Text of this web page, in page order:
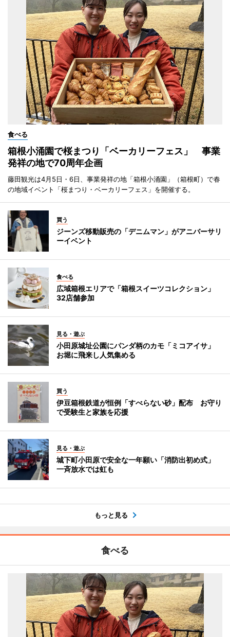
食べる
箱根小涌園で桜まつり「ベーカリーフェス」 事業
発祥の地で70周年企画
藤田観光は4月5日・6日、事業発祥の地「箱根小涌園」（箱根町）で春
の地域イベント「桜まつり・ベーカリーフェス」を開催する。
買う
ジーンズ移動販売の「デニムマン」がアニバーサリ
ーイベント
食べる
広域箱根エリアで「箱根スイーツコレクション」
32店舗参加
見る・遊ぶ
小田原城址公園にパンダ柄のカモ「ミコアイサ」
お堀に飛来し人気集める
買う
伊豆箱根鉄道が恒例「すべらない砂」配布 お守り
で受験生と家族を応援
見る・遊ぶ
城下町小田原で安全な一年願い「消防出初め式」
一斉放水では虹も
もっと見る
食べる